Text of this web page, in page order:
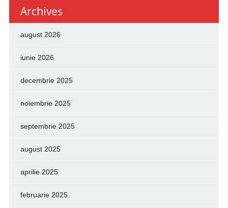
Archives
august 2026
iunie 2026
decembrie 2025
noiembrie 2025
septembrie 2025
august 2025
aprilie 2025
februarie 2025